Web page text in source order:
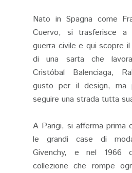
Nato in Spagna come
Cuervo, si trasferisce a
guerra civile e qui scopre
di una sarta che
Cristóbal Balenciaga,
gusto per il design, ma
seguire una strada tutta
A Parigi, si afferma prima
le grandi case di
Givenchy, e nel 1966
collezione che rompe